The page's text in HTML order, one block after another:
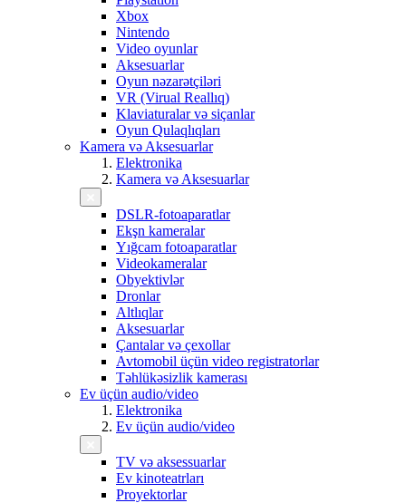
Xbox
Nintendo
Video oyunlar
Aksesuarlar
Oyun nəzarətçiləri
VR (Virual Reallıq)
Klaviaturalar və siçanlar
Oyun Qulaqlıqları
Kamera və Aksesuarlar
Elektronika
Kamera və Aksesuarlar
DSLR-fotoaparatlar
Ekşn kameralar
Yığcam fotoaparatlar
Videokameralar
Obyektivlər
Dronlar
Altlıqlar
Aksesuarlar
Çantalar və çexollar
Avtomobil üçün video registratorlar
Təhlükəsizlik kamerası
Ev üçün audio/video
Elektronika
Ev üçün audio/video
TV və aksessuarlar
Ev kinoteatrları
Proyektorlar